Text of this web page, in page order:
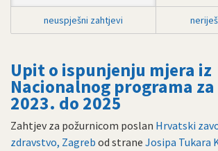
neuspješni zahtjevi
Upit o ispunjenju mjera iz
Nacionalnog programa
2023. do 2025
Zahtjev za požurnicom poslan Hrvatski
zdravstvo, Zagreb od strane Josipa Tukara